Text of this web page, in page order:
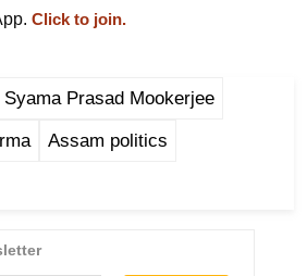
Click to join.
Syama Prasad Mookerjee
Assam politics